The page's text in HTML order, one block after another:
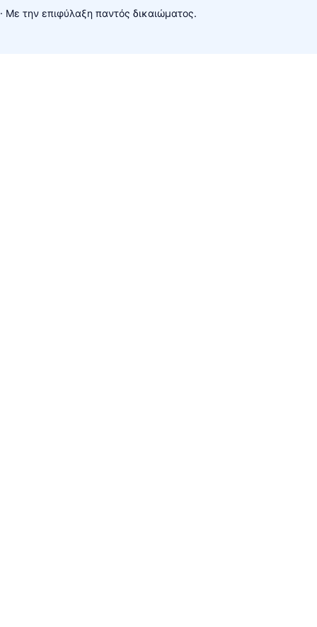
· Με την επιφύλαξη παντός δικαιώματος.